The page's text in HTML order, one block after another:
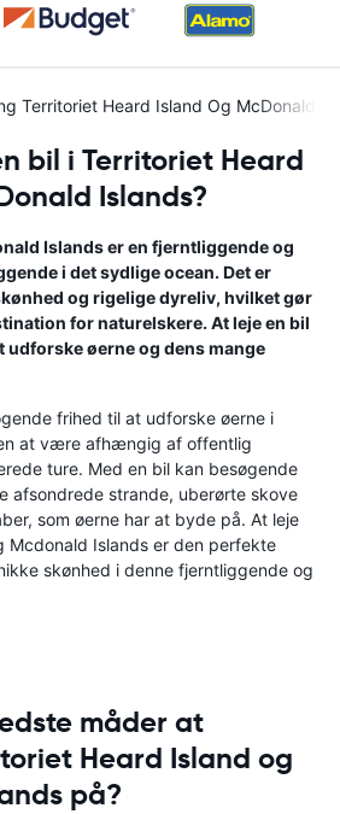
Territoriet Heard Island Og McDonald
bil i Territoriet Heard
Islands?
Islands er en fjerntliggende og
i det sydlige ocean. Det er
og rigelige dyreliv, hvilket gør
for naturelskere. At leje en bil
udforske øerne og dens mange
frihed til at udforske øerne i
at være afhængig af offentlig
ture. Med en bil kan besøgende
afsondrede strande, uberørte skove
som øerne har at byde på. At leje
Mcdonald Islands er den perfekte
skønhed i denne fjerntliggende og
måder at
Heard Island og
på?